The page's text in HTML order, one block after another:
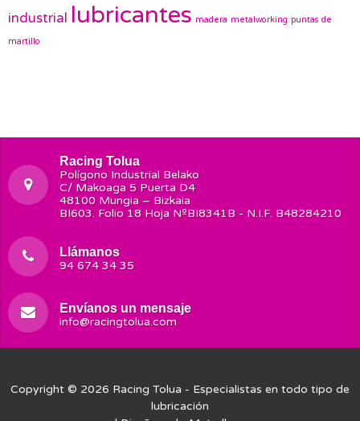
industrial lubricantes madera metalworking puntas de
martillo
Racing Tolua
Polígono Industrial Belako
C/ Makoaga 5 Puerta D4
48100 Mungia – Bizkaia
BI603. Folio 18 Hoja NºBI8341B - N.I.F. B48284210
Llámanos
94 674 34 35
Envíanos un mensaje
info@racingtolua.com
Copyright © 2026 Racing Tolua - Especialistas en todo tipo de
lubricación